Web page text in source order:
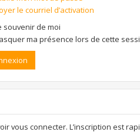
le courriel d’activation
souvenir de moi
ma présence lors de cette
vous connecter. L’inscription est